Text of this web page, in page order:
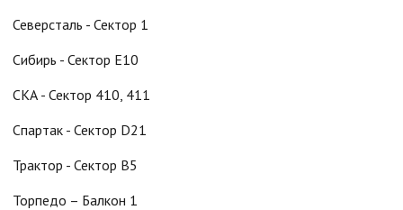
Северсталь - Сектор 1
Сибирь - Сектор E10
СКА - Сектор 410, 411
Спартак - Сектор D21
Трактор - Сектор B5
Торпедо – Балкон 1